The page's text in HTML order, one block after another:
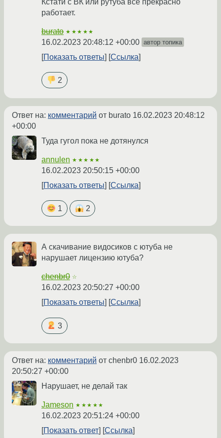
Кстати с ВК или рутуба всё прекрасно
работает.
burato ★★★★★
16.02.2023 20:48:12 +00:00 автор топика
Показать ответы Ссылка
2
Ответ на: комментарий от burato 16.02.2023 20:48:12
+00:00
Туда гугол пока не дотянулся
annulen ★★★★★
16.02.2023 20:50:15 +00:00
Показать ответы
Ссылка
1 2
А скачивание видосиков с ютуба не
нарушает лицензию ютуба?
chenbr0 ☆
16.02.2023 20:50:27 +00:00
Показать ответы
Ссылка
3
Ответ на: комментарий от chenbr0 16.02.2023
20:50:27 +00:00
Нарушает, не делай так
Jameson ★★★★★
16.02.2023 20:51:24 +00:00
Показать ответ
Ссылка